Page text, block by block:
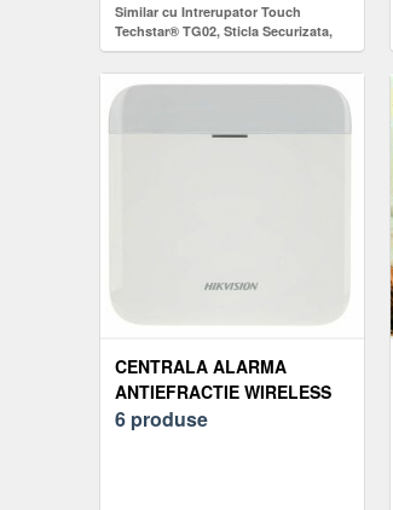
Similar cu Intrerupator Touch
Techstar® TG02, Sticla Securizata,
Design Modern, Iluminare LED, 3
Faze, Alb
CENTRALA ALARMA
ANTIEFRACTIE WIRELESS
HIKVISION AX PRO DS-
6 produse